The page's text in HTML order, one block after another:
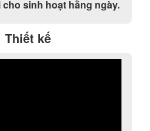
sinh hoạt hằng ngày.
Thiết kế